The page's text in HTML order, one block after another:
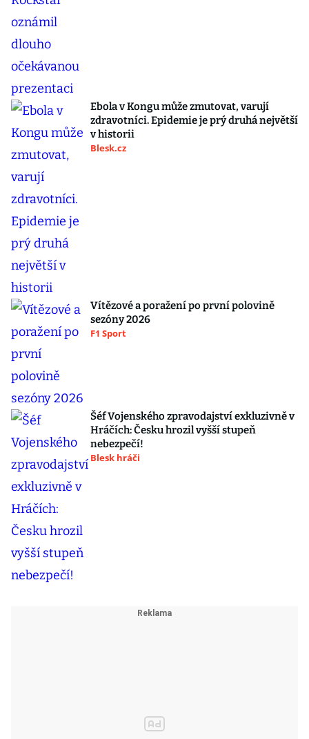
Ebola v Kongu může zmutovat, varují
zdravotníci. Epidemie je prý druhá největší
v historii
Blesk.cz
Vítězové a poražení po první polovině
sezóny 2026
F1 Sport
Šéf Vojenského zpravodajství exkluzivně v
Hráčích: Česku hrozil vyšší stupeň
nebezpečí!
Blesk hráči